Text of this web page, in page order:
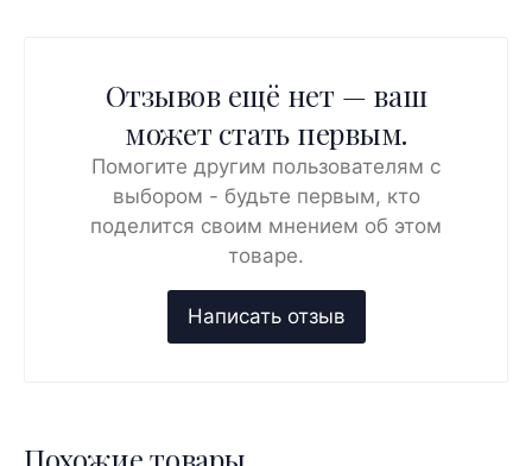
Отзывов ещё нет — ваш
может стать первым.
Помогите другим пользователям с
выбором - будьте первым, кто
поделится своим мнением об этом
товаре.